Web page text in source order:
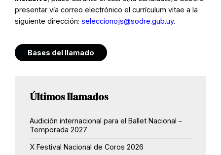
presentar vía correo electrónico el currículum vitae a la
siguiente dirección: seleccionojs@sodre.gub.uy.
Bases del llamado
Últimos llamados
Audición internacional para el Ballet Nacional –
Temporada 2027
X Festival Nacional de Coros 2026